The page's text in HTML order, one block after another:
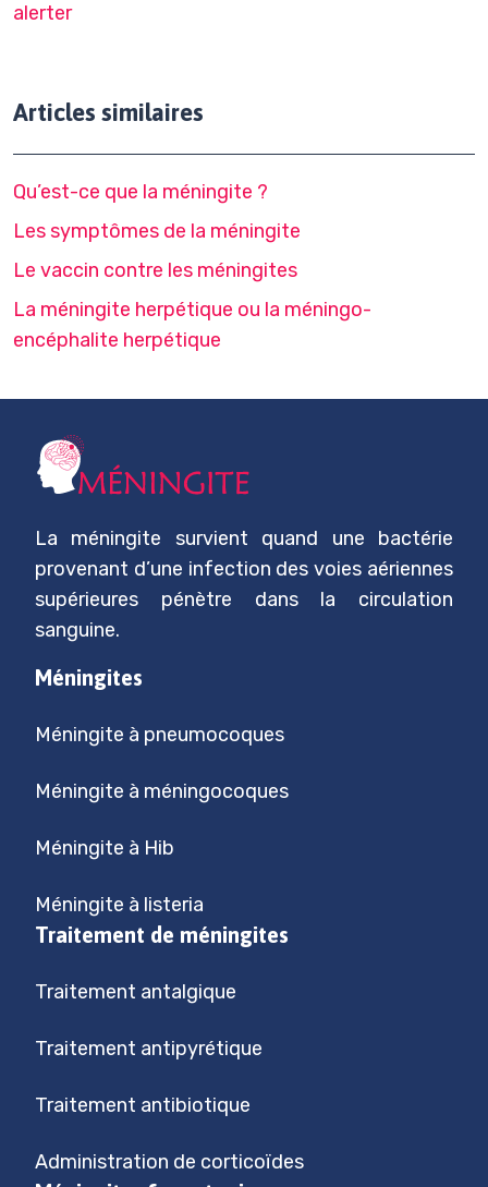
alerter
Articles similaires
Qu’est-ce que la méningite ?
Les symptômes de la méningite
Le vaccin contre les méningites
La méningite herpétique ou la méningo-
encéphalite herpétique
La méningite survient quand une bactérie
provenant d’une infection des voies aériennes
supérieures pénètre dans la circulation
sanguine.
Méningites
Méningite à pneumocoques
Méningite à méningocoques
Méningite à Hib
Méningite à listeria
Traitement de méningites
Traitement antalgique
Traitement antipyrétique
Traitement antibiotique
Administration de corticoïdes